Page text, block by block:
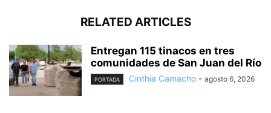
RELATED ARTICLES
Entregan 115 tinacos en tres
comunidades de San Juan del Río
PORTADA Cinthia Camacho - agosto 6, 2026